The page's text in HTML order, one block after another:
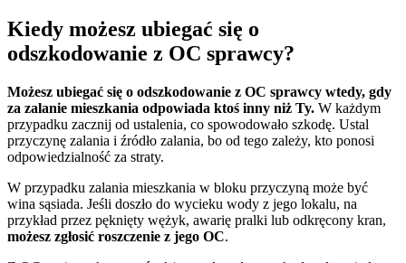
Kiedy możesz ubiegać się o
odszkodowanie z OC sprawcy?
Możesz ubiegać się o odszkodowanie z OC sprawcy wtedy, gdy
za zalanie mieszkania odpowiada ktoś inny niż Ty. W każdym
przypadku zacznij od ustalenia, co spowodowało szkodę. Ustal
przyczynę zalania i źródło zalania, bo od tego zależy, kto ponosi
odpowiedzialność za straty.
W przypadku zalania mieszkania w bloku przyczyną może być
wina sąsiada. Jeśli doszło do wycieku wody z jego lokalu, na
przykład przez pęknięty wężyk, awarię pralki lub odkręcony kran,
możesz zgłosić roszczenie z jego OC.